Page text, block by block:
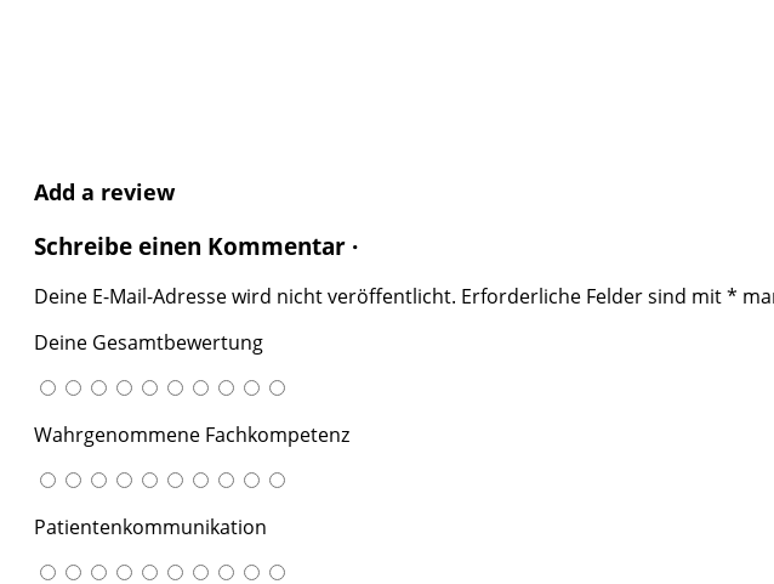
Add a review
Schreibe einen Kommentar ·
Deine E-Mail-Adresse wird nicht veröffentlicht. Erforderliche Felder sind mit*
Deine Gesamtbewertung
Wahrgenommene Fachkompetenz
Patientenkommunikation